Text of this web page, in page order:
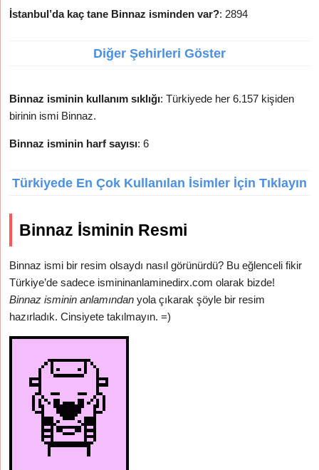
İstanbul’da kaç tane Binnaz isminden var?: 2894
Diğer Şehirleri Göster
Binnaz isminin kullanım sıklığı: Türkiyede her 6.157 kişiden
birinin ismi Binnaz.
Binnaz isminin harf sayısı: 6
Türkiyede En Çok Kullanılan İsimler İçin Tıklayın
Binnaz İsminin Resmi
Binnaz ismi bir resim olsaydı nasıl görünürdü? Bu eğlenceli fikir
Türkiye’de sadece ismininanlaminedirx.com olarak bizde!
Binnaz isminin anlamından yola çıkarak şöyle bir resim
hazırladık. Cinsiyete takılmayın. =)